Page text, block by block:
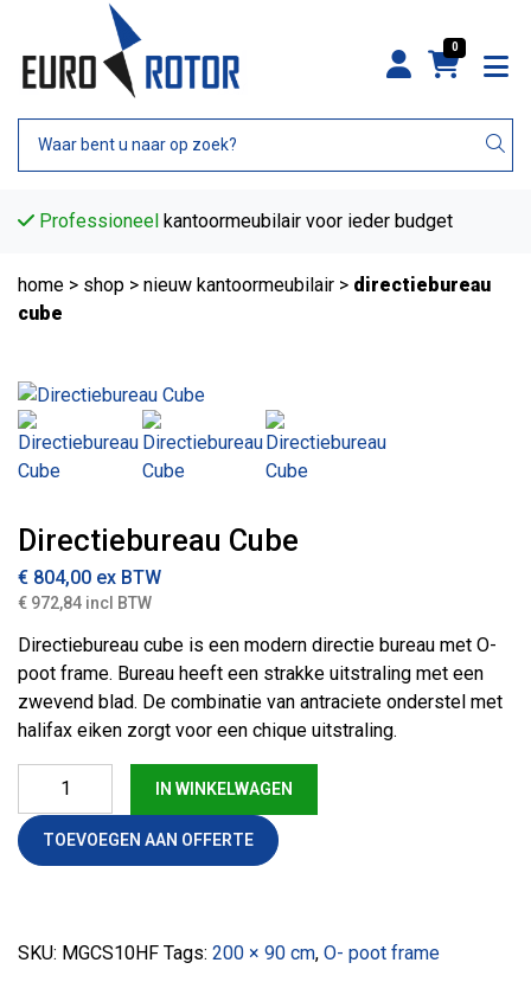
0
Professioneel kantoormeubilair voor ieder budget
home > shop > nieuw kantoormeubilair > directiebureau
cube
Directiebureau Cube
€ 804,00 ex BTW
€ 972,84 incl BTW
Directiebureau cube is een modern directie bureau met O-
poot frame. Bureau heeft een strakke uitstraling met een
zwevend blad. De combinatie van antraciete onderstel met
halifax eiken zorgt voor een chique uitstraling.
Directiebureau Cube aantal
IN WINKELWAGEN
TOEVOEGEN AAN OFFERTE
SKU: MGCS10HF Tags: 200 × 90 cm, O- poot frame